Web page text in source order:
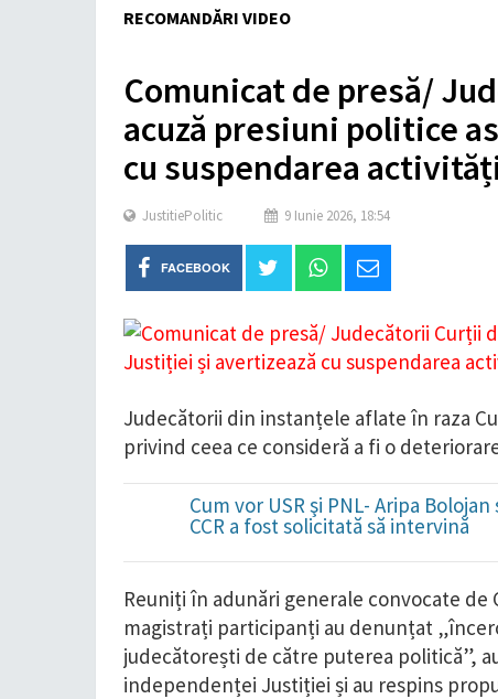
RECOMANDĂRI VIDEO
Comunicat de presă/
acuză presiuni politice
cu suspendarea
JustitiePolitic 9 Iunie 2026, 18:54
FACEBOOK
Judecătorii din instanțele aflate în raza
privind ceea ce consideră a fi o
Cum vor USR şi PNL- Aripa
CCR a fost solicitată să intervină
Reuniți în adunări generale convocate de
magistrați participanți au denunțat
judecătorești de către puterea politică”,
independenței Justiției și au respins